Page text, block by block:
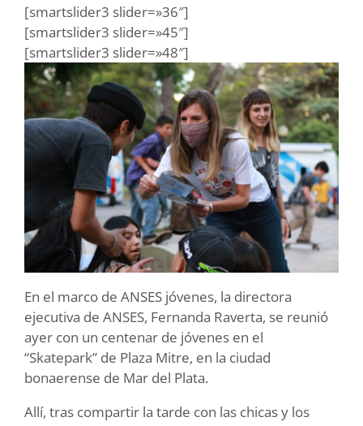
[smartslider3 slider=»36″]
[smartslider3 slider=»45″]
[smartslider3 slider=»48″]
En el marco de ANSES jóvenes, la directora
ejecutiva de ANSES, Fernanda Raverta, se reunió
ayer con un centenar de jóvenes en el
“Skatepark” de Plaza Mitre, en la ciudad
bonaerense de Mar del Plata.
Allí, tras compartir la tarde con las chicas y los